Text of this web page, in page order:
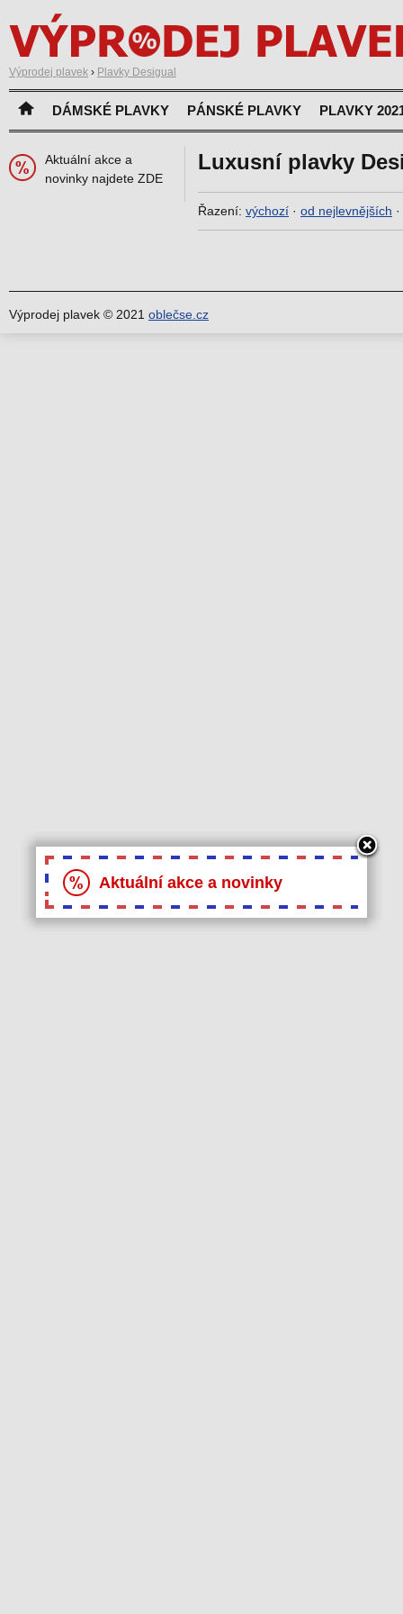
Výprodej plavek › Plavky Desigual
DÁMSKÉ PLAVKY PÁNSKÉ PLAVKY PLAVKY
Luxusní plavky
Řazení: výchozí · od nejlevnějších ·
Aktuální akce a
novinky najdete ZDE
Výprodej plavek © 2021 oblečse.cz
Aktuální akce a novinky